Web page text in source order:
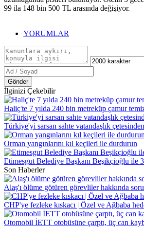
99 ila 148 bin 500 TL arasında değişiyor.
YORUMLAR
Gönder
İlginizi Çekebilir
Haliç'te 7 yılda 240 bin metreküp çamur
Türkiye'yi sarsan sahte vatandaşlık çetesinden
Orman yangınlarını kıl keçileri ile durdurun
Etimesgut Belediye Başkanı Beşikçioğlu ile
Son Haberler
Alaş'ı ölüme götüren görevliler hakkında
CHP'ye fezleke kıskacı | Özel ve Ağbaba
Otomobil İETT otobüsüne çarptı, üç can